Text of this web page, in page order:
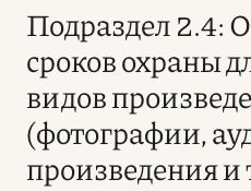
Подраздел 2.4:
сроков охраны
видов
(фотографии,
произведения и